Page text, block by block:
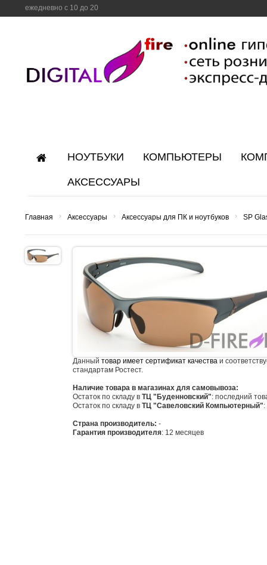
ежедневно с 10 до 20
НОУТБУКИ КОМПЬЮТЕРЫ
АКСЕССУАРЫ
Главная › Аксессуары › Аксессуары для ПК и ноутбуков › SP
Данный товар имеет сертификат качества и
стандартам Ростест.
Наличие товара в магазинах для самовывоза:
Остаток по складу в ТЦ "Буденновский": последний
Остаток по складу в ТЦ "Савеловский Компьютерный"
Страна производитель: -
Гарантия производителя: 12 месяцев